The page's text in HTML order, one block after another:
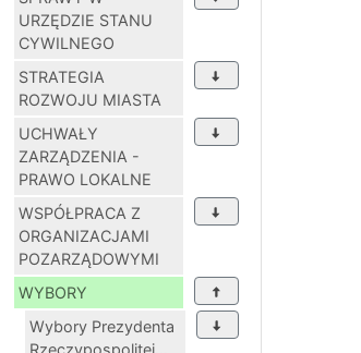
URZĘDZIE STANU
CYWILNEGO
STRATEGIA
ROZWOJU MIASTA
UCHWAŁY
ZARZĄDZENIA -
PRAWO LOKALNE
WSPÓŁPRACA Z
ORGANIZACJAMI
POZARZĄDOWYMI
WYBORY
Wybory Prezydenta
Rzeczypospolitej...